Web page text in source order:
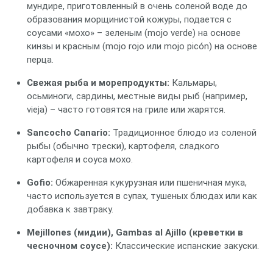
мундире, приготовленный в очень соленой воде до
образования морщинистой кожуры, подается с
соусами «мохо» – зеленым (mojo verde) на основе
кинзы и красным (mojo rojo или mojo picón) на основе
перца.
Свежая рыба и морепродукты: Кальмары,
осьминоги, сардины, местные виды рыб (например,
vieja) – часто готовятся на гриле или жарятся.
Sancocho Canario: Традиционное блюдо из соленой
рыбы (обычно трески), картофеля, сладкого
картофеля и соуса мохо.
Gofio: Обжаренная кукурузная или пшеничная мука,
часто используется в супах, тушеных блюдах или как
добавка к завтраку.
Mejillones (мидии), Gambas al Ajillo (креветки в
чесночном соусе): Классические испанские закуски.